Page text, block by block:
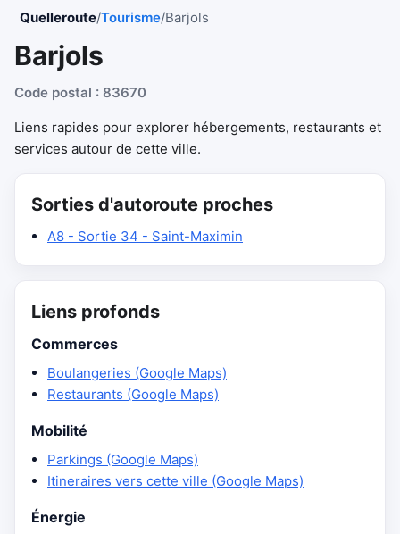
Quelleroute/Tourisme/Barjols
Barjols
Code postal : 83670
Liens rapides pour explorer hébergements, restaurants et
services autour de cette ville.
Sorties d'autoroute proches
A8 - Sortie 34 - Saint-Maximin
Liens profonds
Commerces
Boulangeries (Google Maps)
Restaurants (Google Maps)
Mobilité
Parkings (Google Maps)
Itineraires vers cette ville (Google Maps)
Énergie